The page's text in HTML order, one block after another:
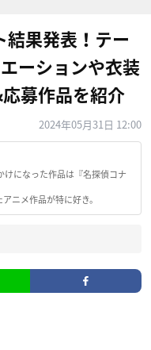
結果発表！テー
ーションや衣装
募作品を紹介
2024年05月31日 12:00
になった作品は『名探偵コナ
ニメ作品が特に好き。